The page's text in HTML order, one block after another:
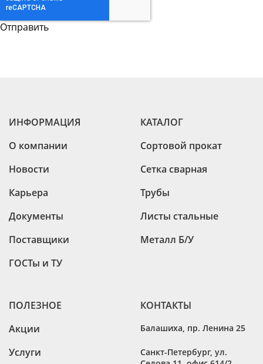
ИНФОРМАЦИЯ
О компании
Новости
Карьера
Документы
Поставщики
ГОСТы и ТУ
КАТАЛОГ
Сортовой прокат
Сетка сварная
Трубы
Листы стальные
Металл Б/У
ПОЛЕЗНОЕ
Акции
Услуги
КОНТАКТЫ
Балашиха пр. Ленина 25
Санкт-Петербург, ул.